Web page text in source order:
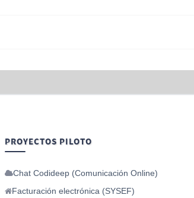
PROYECTOS PILOTO
Chat Codideep (Comunicación Online)
Facturación electrónica (SYSEF)